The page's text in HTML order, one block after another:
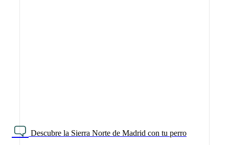
Descubre la Sierra Norte de Madrid con tu perro